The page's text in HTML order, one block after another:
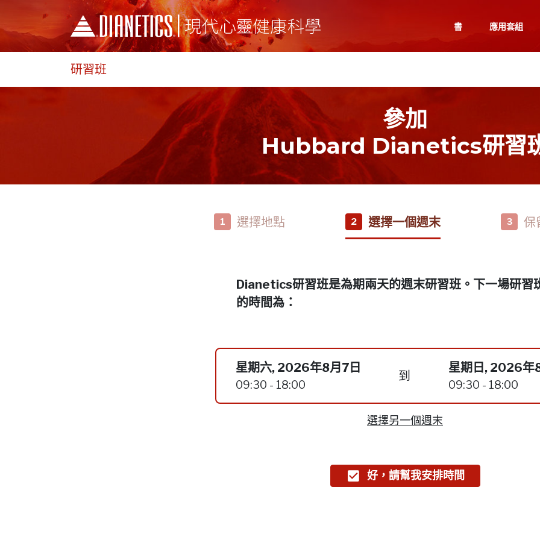
書 應用套組
研習班
參加
Hubbard Dianetics研習
1 選擇地點 2 選擇一個週末 3 保
Dianetics研習班是為期兩天的週末研習班。下一場研習
的時間為：
星期六, 2026年8月7日
09:30 - 18:00
到
星期日, 2026年
09:30 - 18:00
選擇另一個週末
好，請幫我安排時間